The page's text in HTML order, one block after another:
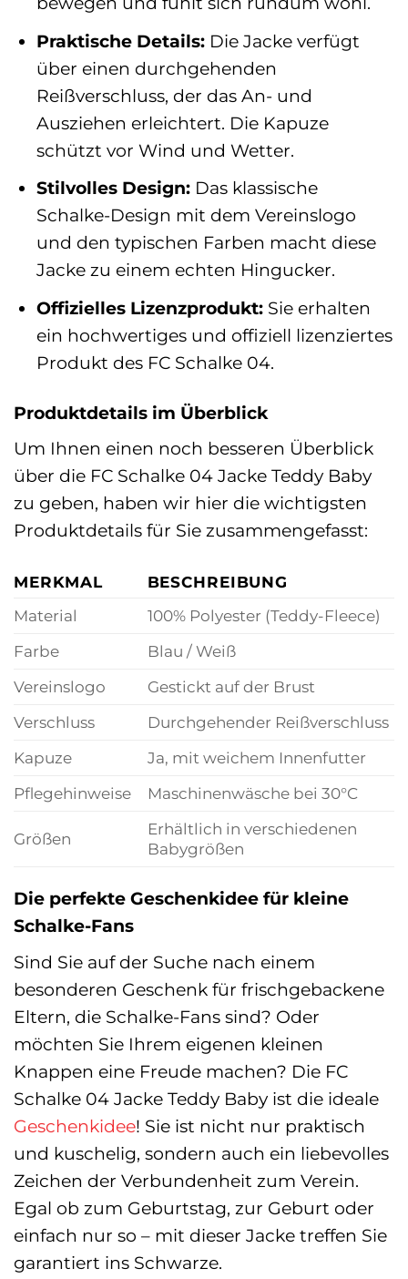
Praktische Details:Die Jacke verfügt
über einen durchgehenden
Reißverschluss, der das An- und
Ausziehen erleichtert. Die Kapuze
schützt vor Wind und Wetter.
Stilvolles Design:Das klassische
Schalke-Design mit dem Vereinslogo
und den typischen Farben macht diese
Jacke zu einem echten Hingucker.
Offizielles Lizenzprodukt:Sie erhalten
ein hochwertiges und offiziell lizenziertes
Produkt des FC Schalke 04.
Produktdetails im Überblick
Um Ihnen einen noch besseren Überblick
über die FC Schalke 04 Jacke Teddy Baby
zu geben, haben wir hier die wichtigsten
Produktdetails für Sie zusammengefasst:
MERKMAL
BESCHREIBUNG
Material
100% Polyester (Teddy-Fleece)
Farbe
Blau / Weiß
Vereinslogo
Gestickt auf der Brust
Verschluss
Durchgehender Reißverschluss
Kapuze
Ja, mit weichem Innenfutter
Pflegehinweise
Maschinenwäsche bei 30°C
Größen
Erhältlich in verschiedenen
Babygrößen
Die perfekte Geschenkidee für kleine
Schalke-Fans
Sind Sie auf der Suche nach einem
besonderen Geschenk für frischgebackene
Eltern, die Schalke-Fans sind? Oder
möchten Sie Ihrem eigenen kleinen
Knappen eine Freude machen? Die FC
Schalke 04 Jacke Teddy Baby ist die ideale
Geschenkidee! Sie ist nicht nur praktisch
und kuschelig, sondern auch ein liebevolles
Zeichen der Verbundenheit zum Verein.
Egal ob zum Geburtstag, zur Geburt oder
einfach nur so – mit dieser Jacke treffen Sie
garantiert ins Schwarze.